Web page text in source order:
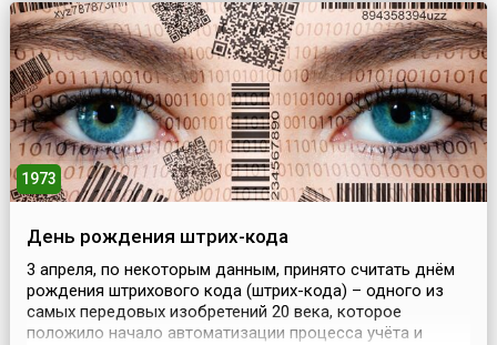
он вместе с Яковом Костюковским и Морисом
Слободским н...
1973
День рождения штрих-кода
3 апреля, по некоторым данным, принято считать днём
рождения штрихового кода (штрих-кода) – одного из
самых передовых изобретений 20 века, которое
положило начало автоматизации процесса учёта и